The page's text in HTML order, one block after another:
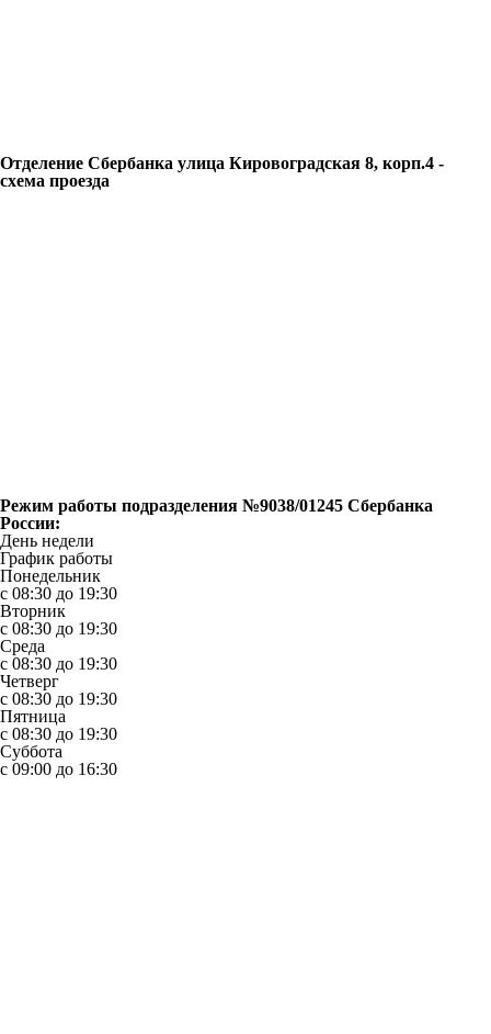
Отделение Сбербанка улица Кировоградская 8, корп.4 -
схема проезда
Режим работы подразделения №9038/01245 Сбербанка
России:
День недели
График работы
Понедельник
с 08:30 до 19:30
Вторник
с 08:30 до 19:30
Среда
с 08:30 до 19:30
Четверг
с 08:30 до 19:30
Пятница
с 08:30 до 19:30
Суббота
с 09:00 до 16:30